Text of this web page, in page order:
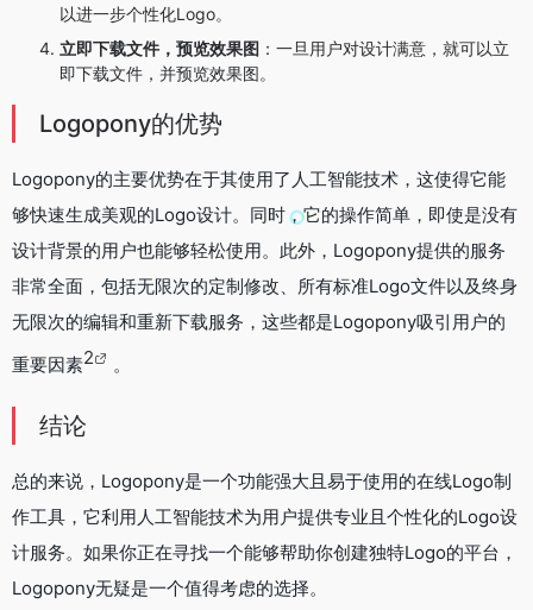
以进一步个性化Logo。
立即下载文件，预览效果图 ：一旦用户对设计满意，就可以立
即下载文件，并预览效果图。
Logopony的优势
Logopony的主要优势在于其使用了人工智能技术，这使得它能
够快速生成美观的Logo设计。同时，它的操作简单，即使是没有
设计背景的用户也能够轻松使用。此外，Logopony提供的服务
非常全面，包括无限次的定制修改、所有标准Logo文件以及终身
无限次的编辑和重新下载服务，这些都是Logopony吸引用户的
重要因素2 。
结论
总的来说，Logopony是一个功能强大且易于使用的在线Logo制
作工具，它利用人工智能技术为用户提供专业且个性化的Logo设
计服务。如果你正在寻找一个能够帮助你创建独特Logo的平台，
Logopony无疑是一个值得考虑的选择。